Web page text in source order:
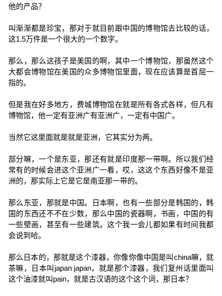
他的产品？
叫渐渐都是珍宝，那对于就目前跟中国的博物馆去比较的话，
这1.5万件是一个很大的一个数字。
那么，那么这孩子是美国的啊，其中一个博物馆，那虽然这个
大都会博物馆在美国的众多博物馆里面，现在应该算是首屈一
指的。
但是我在好多地方，费城博物馆在就是所有各式各样，但凡有
博物馆，他一定有亚洲广有亚洲广，一定有中国广。
当然它这里面就是就是亚洲，它其实分为两。
部分嘛，一个是东亚，那还有就是印度那一带啊。所以我们经
常有的时候会进这个亚洲广一看，哎，这这个东西好像不是亚
洲的，那实际上它是它是南亚那一带的。
那么东亚，那就是中国。日本啊，也有一些部分是韩国的，韩
国的东西还不不在少数，那么中国的瓷器啊，书画，中国的有
一些壁画，甚至有一些建筑。这个我一会儿都如果有时间我都
会说到哈。
那么日本的，那就是这个漆器，你像你像中国是叫china嘛，就
茶嘛，日本叫japan japan，就是那个漆器，我们复州话里面叫
这个油漆就叫pain，就是古汉语的这个这个词，那日本？